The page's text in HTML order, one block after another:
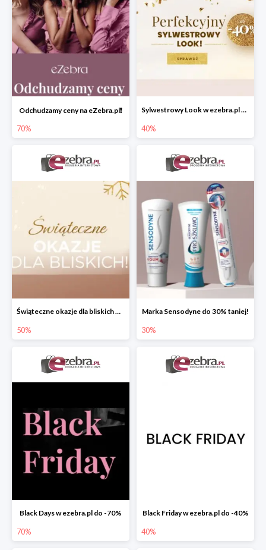
Odchudzamy ceny na eZebra.pl❗️
70%
Sylwestrowy Look w ezebra.pl do -40%
40%
Świąteczne okazje dla bliskich w ezebra.pl do -50%
50%
Marka Sensodyne do 30% taniej!
30%
Black Days w ezebra.pl do -70%
70%
Black Friday w ezebra.pl do -40%
40%